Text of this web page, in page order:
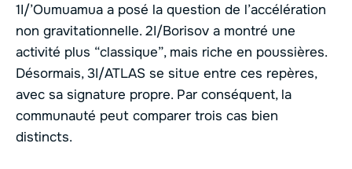
1I/’Oumuamua a posé la question de l’accélération
non gravitationnelle. 2I/Borisov a montré une
activité plus “classique”, mais riche en poussières.
Désormais, 3I/ATLAS se situe entre ces repères,
avec sa signature propre. Par conséquent, la
communauté peut comparer trois cas bien
distincts.